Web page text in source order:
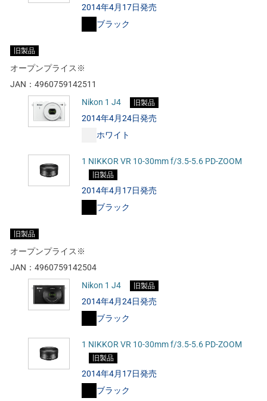
2014年4月17日発売
ブラック
旧製品
オープンプライス※
JAN： 4960759142511
Nikon 1 J4
旧製品
2014年4月24日発売
ホワイト
1 NIKKOR VR 10-30mm f/3.5-5.6 PD-ZOOM
旧製品
2014年4月17日発売
ブラック
旧製品
オープンプライス※
JAN： 4960759142504
Nikon 1 J4
旧製品
2014年4月24日発売
ブラック
1 NIKKOR VR 10-30mm f/3.5-5.6 PD-ZOOM
旧製品
2014年4月17日発売
ブラック